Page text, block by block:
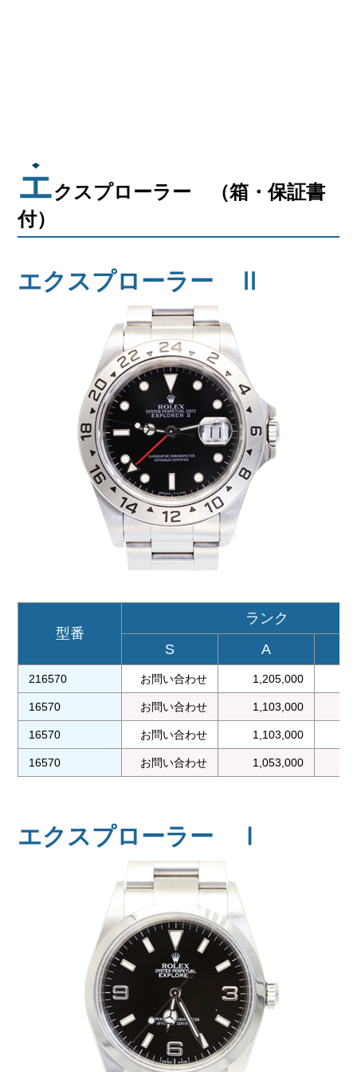
エクスプローラー （箱・保証書
付）
エクスプローラー Ⅱ
型番
ランク
S
A
216570 お問い合わせ 1,205,000
16570 お問い合わせ 1,103,000
16570 お問い合わせ 1,103,000
16570 お問い合わせ 1,053,000
エクスプローラー Ⅰ